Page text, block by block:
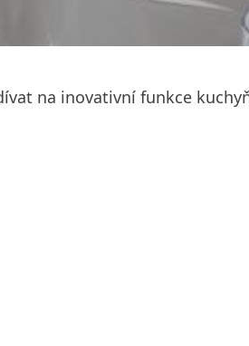
na inovativní funkce